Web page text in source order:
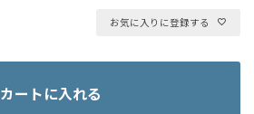
お気に入りに登録する
カートに入れる